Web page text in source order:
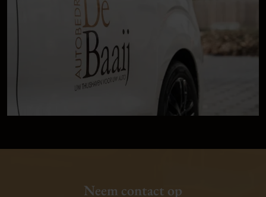
Neem contact op